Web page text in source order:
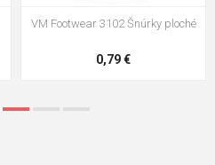
VM Footwear 3000 Vkladacia
4,41 €